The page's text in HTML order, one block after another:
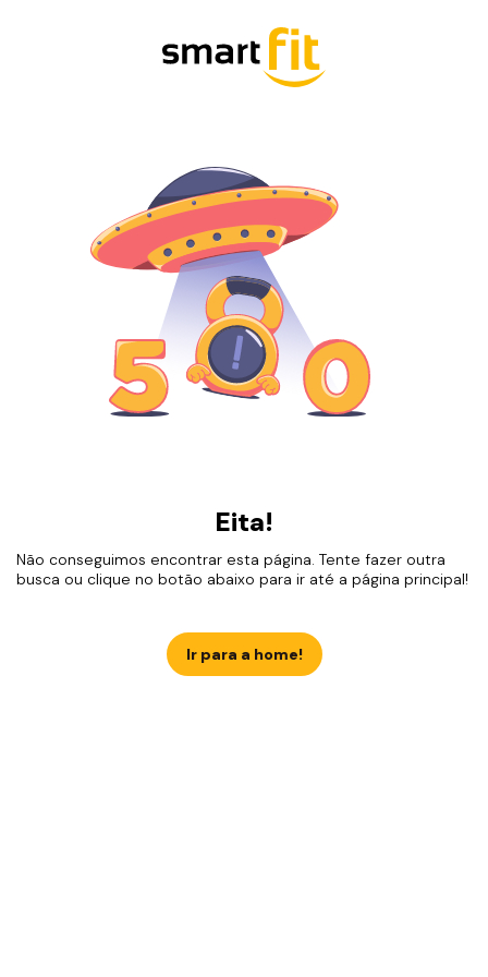
Eita!
Não conseguimos encontrar esta página. Tente fazer outra
busca ou clique no botão abaixo para ir até a página principal!
Ir para a home!